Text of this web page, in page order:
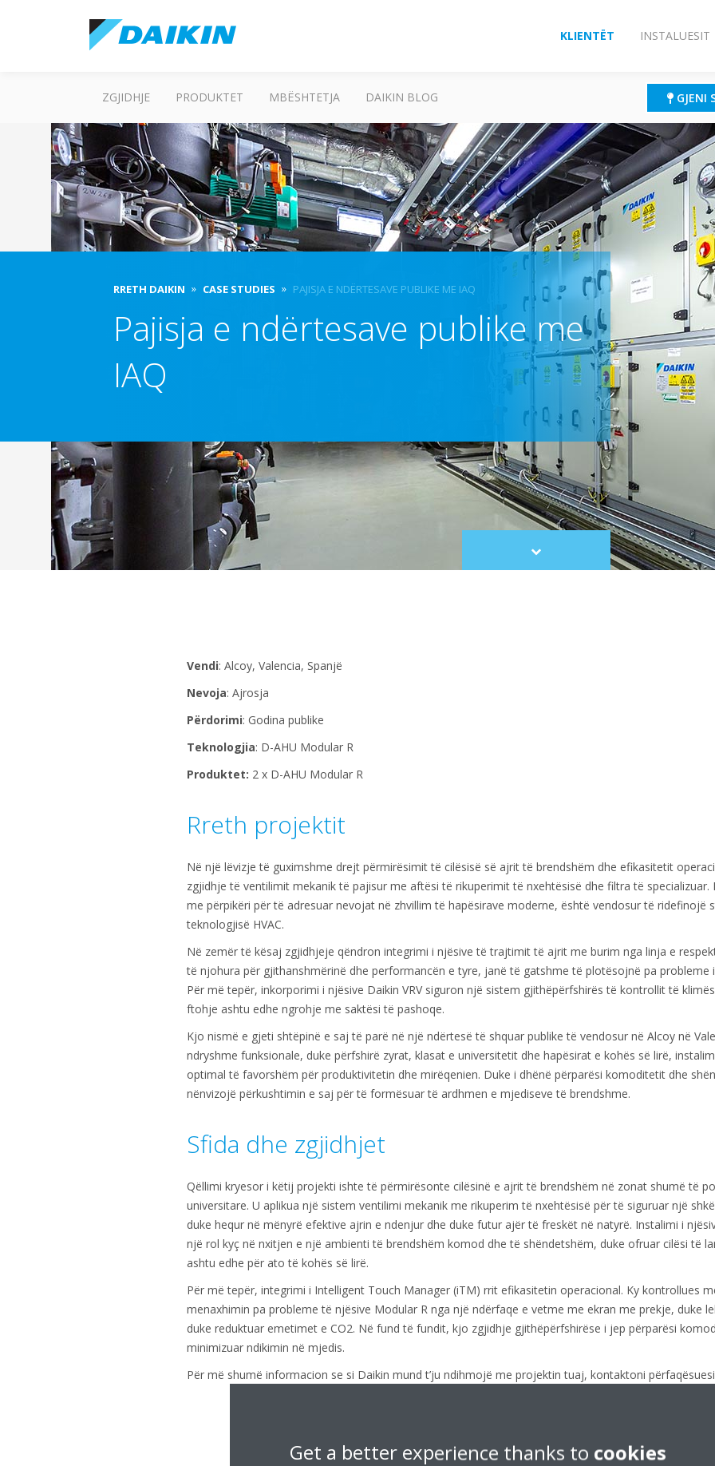
KLIENTËT INSTALUESIT
ZGJIDHJE PRODUKTET MBËSHTETJA DAIKIN BLOG GJENI
RRETH DAIKIN CASE STUDIES PAJISJA E NDËRTESAVE PUBLIKE ME IAQ
Pajisja e ndërtesave publike me
IAQ
Scroll
to
Vendi: Alcoy, Valencia, Spanjë
Nevoja: Ajrosja
Përdorimi: Godina publike
Teknologjia: D-AHU Modular R
Produktet: 2 x D-AHU Modular R
Rreth projektit
Në një lëvizje të guximshme drejt përmirësimit të cilësisë së ajrit të brendshëm dhe efikasitetit
zgjidhje të ventilimit mekanik të pajisur me aftësi të rikuperimit të nxehtësisë dhe filtra të
me përpikëri për të adresuar nevojat në zhvillim të hapësirave moderne, është vendosur të ridefinojë
teknologjisë HVAC.
Në zemër të kësaj zgjidhjeje qëndron integrimi i njësive të trajtimit të ajrit me burim nga linja e
të njohura për gjithanshmërinë dhe performancën e tyre, janë të gatshme të plotësojnë pa probleme
Për më tepër, inkorporimi i njësive Daikin VRV siguron një sistem gjithëpërfshirës të kontrollit të
ftohje ashtu edhe ngrohje me saktësi të pashoqe.
Kjo nismë e gjeti shtëpinë e saj të parë në një ndërtesë të shquar publike të vendosur në Alcoy në
ndryshme funksionale, duke përfshirë zyrat, klasat e universitetit dhe hapësirat e kohës së lirë,
optimal të favorshëm për produktivitetin dhe mirëqenien. Duke i dhënë përparësi komoditetit dhe
nënvizojë përkushtimin e saj për të formësuar të ardhmen e mjediseve të brendshme.
Sfida dhe zgjidhjet
Qëllimi kryesor i këtij projekti ishte të përmirësonte cilësinë e ajrit të brendshëm në zonat shumë të
universitare. U aplikua një sistem ventilimi mekanik me rikuperim të nxehtësisë për të siguruar një
duke hequr në mënyrë efektive ajrin e ndenjur dhe duke futur ajër të freskët në natyrë. Instalimi i
një rol kyç në nxitjen e një ambienti të brendshëm komod dhe të shëndetshëm, duke ofruar cilësi të
ashtu edhe për ato të kohës së lirë.
Për më tepër, integrimi i Intelligent Touch Manager (iTM) rrit efikasitetin operacional. Ky kontrollues
menaxhimin pa probleme të njësive Modular R nga një ndërfaqe e vetme me ekran me prekje, duke
duke reduktuar emetimet e CO2. Në fund të fundit, kjo zgjidhje gjithëpërfshirëse i jep përparësi
minimizuar ndikimin në mjedis.
Për më shumë informacion se si Daikin mund t’ju ndihmojë me projektin tuaj, kontaktoni
Get a better experience thanks to cookies